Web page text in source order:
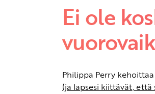
Ei ole
Philippa Perry
(ja lapsesi kiittävät, että